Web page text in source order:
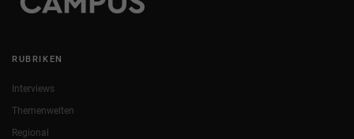
RUBRIKEN
Interviews
Themenwelten
Regional